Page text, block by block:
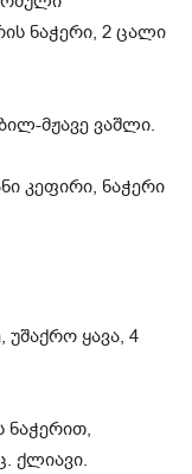
ნაჭერი, 2 ცალი
მჟავე ვაშლი.
კეფირი, ნაჭერი
ყავა, 4
ნაჭერით,
ქლიავი.